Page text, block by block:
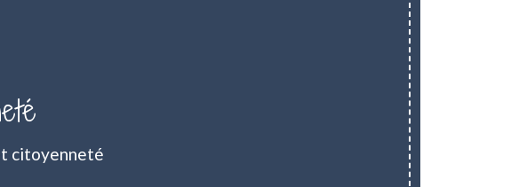
citoyenneté